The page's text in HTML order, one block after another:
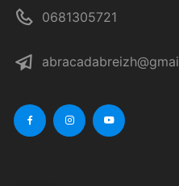
0681305721